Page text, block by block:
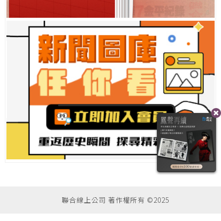
聯合線上公司 著作權所有 ©2025